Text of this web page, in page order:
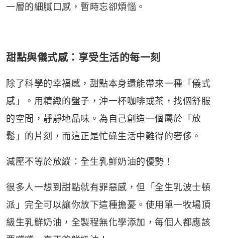
一層的細膩口感，暫時忘卻煩惱。
甜點與儀式感：享受生活的每一刻
除了科學的幸福感，甜點本身還能帶來一種「儀式
感」。 用精緻的盤子，沖一杯咖啡或茶，找個舒服
的空間，靜靜地品味。為自己創造一個屬於「放
鬆」的片刻，而這正是忙碌生活中難得的奢侈。
減壓不等於放縱：全生乳鮮奶油的優勢！
很多人一想到甜點就有罪惡感，但「全生乳波士頓
派」完全可以讓你放下這種擔憂。使用單一牧場頂
級生乳鮮奶油，全製程無化學添加，每個人都應該